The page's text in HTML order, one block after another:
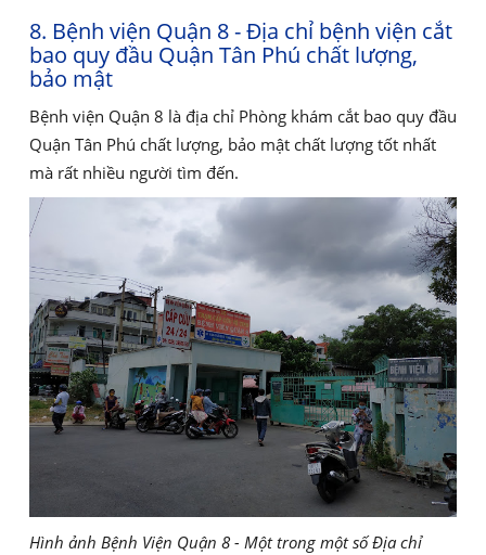
8. Bệnh viện Quận 8 - Địa chỉ bệnh viện cắt
bao quy đầu Quận Tân Phú chất lượng,
bảo mật
Bệnh viện Quận 8 là địa chỉ Phòng khám cắt bao quy đầu
Quận Tân Phú chất lượng, bảo mật chất lượng tốt nhất
mà rất nhiều người tìm đến.
Hình ảnh Bệnh Viện Quận 8 - Một trong một số Địa chỉ